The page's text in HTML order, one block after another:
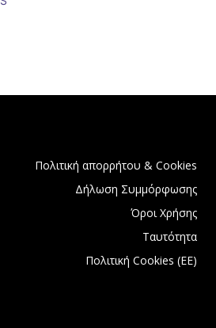
Πολιτική απορρήτου & Cookies
Δήλωση Συμμόρφωσης
Όροι Χρήσης
Ταυτότητα
Πολιτική Cookies (ΕΕ)